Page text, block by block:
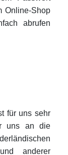
Online-Shop
abrufen
für uns sehr
uns an die
anderer